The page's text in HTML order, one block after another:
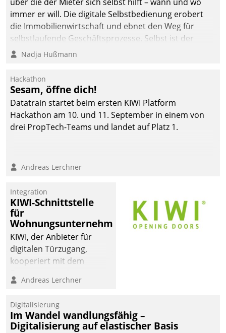
automatisiert, vollständig
und auf Wunsch über
mehrere zuvor
Kommunikationswege bei
immer er will. Die digitale Selbstbedienung erobert
die Immobilienwirtschaft und ebnet den Weg für
selbstlaufende Geschäftsprozesse. Selbst ist der
Kunde und smart der Serviceanbieter.
Nadja Hußmann
Hackathon
Sesam, öffne dich!
Datatrain startet beim ersten KIWI Platform
Hackathon am 10. und 11. September in einem von
drei PropTech-Teams und landet auf Platz 1.
Andreas Lerchner
Integration
KIWI-Schnittstelle
für
Wohnungsunternehmen
KIWI, der Anbieter für
digitalen Türzugang,
kooperiert mit dem
Softwareentwicklungshaus
Andreas Lerchner
Digitalisierung
Im Wandel wandlungsfähig –
Digitalisierung auf elastischer Basis